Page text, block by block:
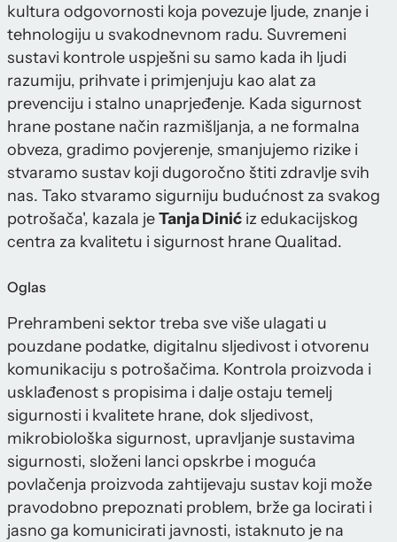
kultura odgovornosti koja povezuje ljude, znanje i
tehnologiju u svakodnevnom radu. Suvremeni
sustavi kontrole uspješni su samo kada ih ljudi
razumiju, prihvate i primjenjuju kao alat za
prevenciju i stalno unaprjeđenje. Kada sigurnost
hrane postane način razmišljanja, a ne formalna
obveza, gradimo povjerenje, smanjujemo rizike i
stvaramo sustav koji dugoročno štiti zdravlje svih
nas. Tako stvaramo sigurniju budućnost za svakog
potrošača', kazala jeTanja Dinić iz edukacijskog
centra za kvalitetu i sigurnost hrane Qualitad.
Oglas
Prehrambeni sektor treba sve više ulagati u
pouzdane podatke, digitalnu sljedivost i otvorenu
komunikaciju s potrošačima. Kontrola proizvoda i
usklađenost s propisima i dalje ostaju temelj
sigurnosti i kvalitete hrane, dok sljedivost,
mikrobiološka sigurnost, upravljanje sustavima
sigurnosti, složeni lanci opskrbe i moguća
povlačenja proizvoda zahtijevaju sustav koji može
pravodobno prepoznati problem, brže ga locirati i
jasno ga komunicirati javnosti, istaknuto je na